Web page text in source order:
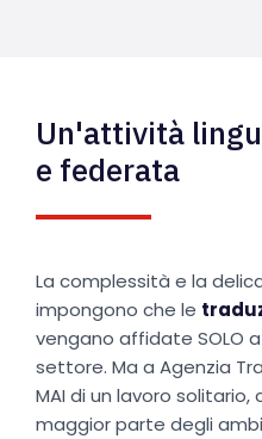
Un'attività
e federata
La complessità e la
impongono che le
vengano affidate SOLO
settore. Ma a Agenzia
MAI di un lavoro
maggior parte degli